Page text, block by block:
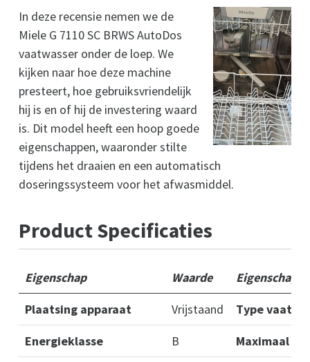
In deze recensie nemen we de
Miele G 7110 SC BRWS AutoDos
vaatwasser onder de loep. We
kijken naar hoe deze machine
presteert, hoe gebruiksvriendelijk
hij is en of hij de investering waard
is. Dit model heeft een hoop goede
eigenschappen, waaronder stilte
tijdens het draaien en een automatisch
doseringssysteem voor het afwasmiddel.
Product Specificaties
Eigenschap Waarde
Eigenschap
Plaatsing apparaat
Vrijstaand
Type
Energieklasse
B
Maximaal